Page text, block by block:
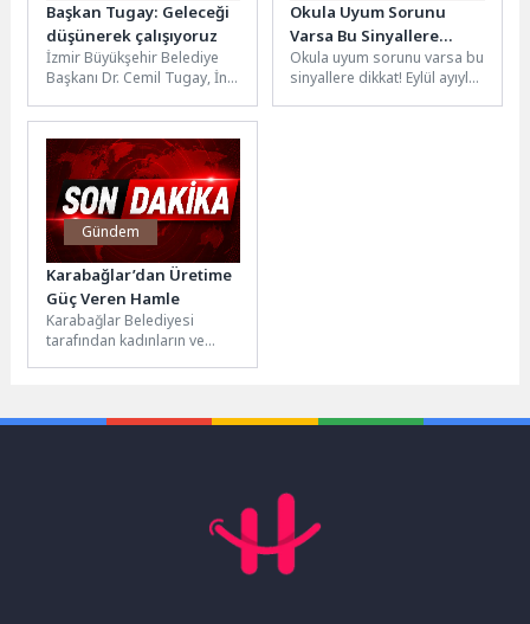
Başkan Tugay: Geleceği
düşünerek çalışıyoruz
İzmir Büyükşehir Belediye
Başkanı Dr. Cemil Tugay, İnci
düzenlediği Hasat...
Okula Uyum Sorunu
Varsa Bu Sinyallere
Dikkat!
Okula uyum sorunu varsa bu
sinyallere dikkat! Eylül ayıyla
Gündem
Karabağlar’dan Üretime
Güç Veren Hamle
Karabağlar Belediyesi
tarafından kadınların ve
erişimini desteklemek